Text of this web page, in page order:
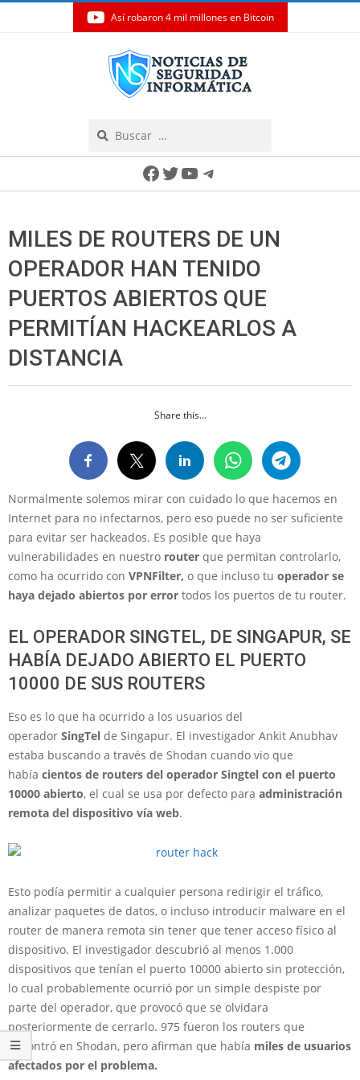
Así robaron 4 mil millones en Bitcoin
Facebook
Twitter
YouTube
Telegram
MILES DE ROUTERS DE UN
OPERADOR HAN TENIDO
PUERTOS ABIERTOS QUE
PERMITÍAN HACKEARLOS A
DISTANCIA
Share this...
Normalmente solemos mirar con cuidado lo que hacemos en
Internet para no infectarnos, pero eso puede no ser suficiente
para evitar ser hackeados. Es posible que haya
vulnerabilidades en nuestro router que permitan controlarlo,
como ha ocurrido con VPNFilter, o que incluso tu operador se
haya dejado abiertos por error todos los puertos de tu router.
EL OPERADOR SINGTEL, DE SINGAPUR, SE
HABÍA DEJADO ABIERTO EL PUERTO
10000 DE SUS ROUTERS
Eso es lo que ha ocurrido a los usuarios del
operador SingTel de Singapur. El investigador Ankit Anubhav
estaba buscando a través de Shodan cuando vio que
había cientos de routers del operador Singtel con el puerto
10000 abierto, el cual se usa por defecto para administración
remota del dispositivo vía web.
Esto podía permitir a cualquier persona redirigir el tráfico,
analizar paquetes de datos, o incluso introducir malware en el
router de manera remota sin tener que tener acceso físico al
dispositivo. El investigador descubrió al menos 1.000
dispositivos que tenían el puerto 10000 abierto sin protección,
lo cual probablemente ocurrió por un simple despiste por
parte del operador, que provocó que se olvidara
posteriormente de cerrarlo. 975 fueron los routers que
encontró en Shodan, pero afirman que había miles de usuarios
afectados por el problema.